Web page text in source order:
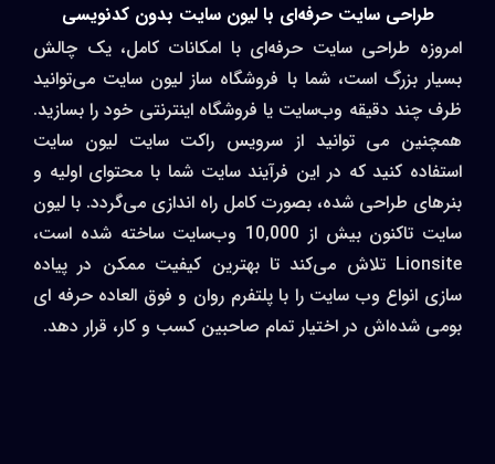
طراحی سایت حرفه‌ای با لیون سایت بدون کدنویسی
طراحی سایت حرفه‌ای با امکانات کامل، یک چالش
بزرگ است، شما با فروشگاه ساز لیون سایت می‌توانید
چند دقیقه وب‌سایت یا فروشگاه اینترنتی خود را بسازید.
می توانید از سرویس راکت سایت لیون سایت
کنید که در این فرآیند سایت شما با محتوای اولیه و
طراحی شده، بصورت کامل راه اندازی می‌گردد. با لیون
سایت تاکنون بیش از 10,000 وب‌سایت ساخته شده است،
Lionsite تلاش می‌کند تا بهترین کیفیت ممکن در پیاده
انواع وب سایت را با پلتفرم روان و فوق العاده حرفه ای
شده‌اش در اختیار تمام صاحبین کسب و کار، قرار دهد.